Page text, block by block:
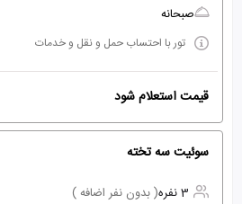
صبحانه
تور با احتساب حمل و نقل و خدمات
قیمت استعلام شود
سوئیت سه تخته
3 نفره
( بدون نفر اضافه )